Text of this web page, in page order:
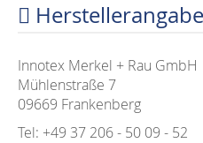
Innotex Merkel + Rau GmbH
Mühlenstraße 7
09669 Frankenberg
Tel: +49 37 206 - 50 09 - 52